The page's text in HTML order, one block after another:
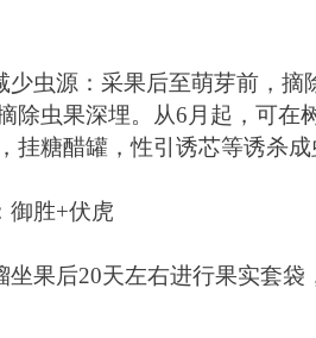
少虫源：采果后至萌芽前，
除虫果深埋。从6 月起，可在
挂糖醋罐，性引诱芯等诱杀成
御胜+伏虎
坐果后20天左右进行果实套袋